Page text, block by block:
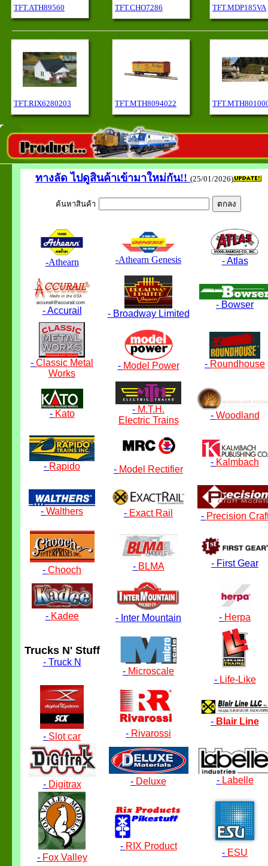
TFT.ATH89560 TFT.CHO7286 TFT.MDP185VA
TFT.RIX6280203 TFT.MTH8094022
ทางลัด ไปดูสินค้าเข้ามาใหม่กัน!! (25/01/2026)
ค้นหาสินค้า
-Athearn -Athearn Genesis - Atlas
- Accurail - Broadway Limited
- Bowser
- Classic Metal
Works
- Model Power - Roundhouse
- Kato - M.T.H.
Electric Trains
- Woodland
- Rapido - Model Rectifier
- Kalmbach
- Walthers - Exact Rail - Precision
- Chooch - BLMA - First Gear
- Kadee - Inter Mountain - Herpa
Trucks N' Stuff
- Truck N
- Microscale
- Life-Like
- Slot car - Rivarossi
- Blair Line
- Digitrax - Deluxe - Labelle
- Fox Valley
- RIX Product
- ESU